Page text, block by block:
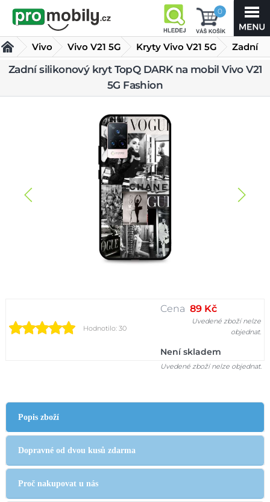
0
Vivo Vivo V21 5G Kryty Vivo V21 5G Zadní
silikonový kryt TopQ DARK na mobil Vivo V21 5G Fashion
Zadní silikonový kryt TopQ DARK na mobil Vivo V21
5G Fashion
Hodnotilo: 30
Cena 89 Kč
Uvedené zboží nelze
objednat.
Není skladem
Uvedené zboží nelze objednat.
Popis zboží
Dopravné od dvou kusů zdarma
Proč nakupovat u nás